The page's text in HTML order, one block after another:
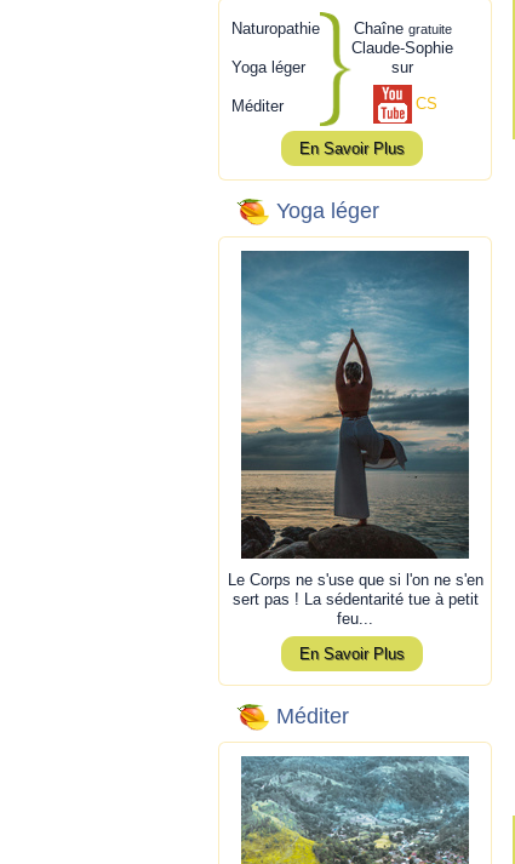
Naturopathie
Yoga léger
Méditer
Chaîne gratuite
Claude-Sophie
sur
CS
En Savoir Plus
Yoga léger
Le Corps ne s'use que si l'on ne s'en
sert pas ! La sédentarité tue à petit
feu...
En Savoir Plus
Méditer